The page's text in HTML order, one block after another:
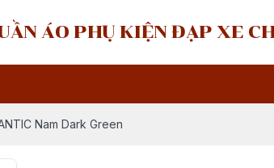
ÁO PHỤ KIỆN ĐẠP XE
Nam Dark Green